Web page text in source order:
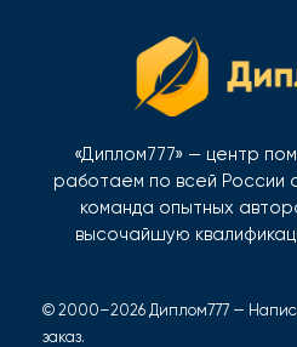
«Диплом777» — центр
работаем по всей России
команда опытных
высочайшую
© 2000–2026 Диплом777 —
заказ.